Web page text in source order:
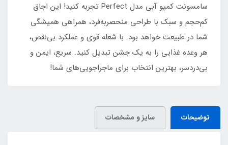
سامسونت کمپو آبی مدل Perfect تجربه کنید! این اجاق
کم‌حجم و سبک با طراحی منحصربه‌فرد، همراهی همیشگی
شما در طبیعت خواهد بود. با شعله قوی و عملکرد بی‌نقص،
هر وعده غذایی را به یک جشن تبدیل کنید. سریع، ایمن و
بی‌دردسر، بهترین انتخاب برای ماجراجویی‌های شما!
توضیحات سایز و مشخصات